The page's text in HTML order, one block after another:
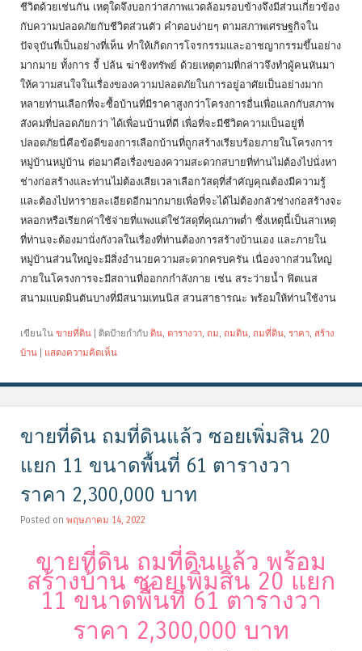
ชีวิตด้วยเช่นกัน เหตุใดจึงบอกว่าสภาพแวดล้อมรอบข้างจึงมีส่วนเกี่ยวข้อง
กับความปลอดภัยกับชีวิตส่วนตัว คำตอบง่ายๆ ตามสภาพเศรษฐกิจใน
ปัจจุบันที่เป็นอย่างที่เห็น ทำให้เกิดการโจรกรรมและอาชญากรรมขึ้นอย่าง
มากมาย ทั้งการ จี้ ปล้น ฆ่าชิงทรัพย์ ด้วยเหตุตามที่กล่าวจึงทำผู้คนหันมา
ให้ความสนใจในเรื่องของความปลอดภัยในการอยู่อาศัยเป็นอย่างมาก
หลายท่านเลือกที่จะซื้อบ้านที่มีราคาสูงกว่าโครงการอื่นเพื่อแลกกับสภาพ
สังคมที่ปลอดภัยกว่า ได้เพื่อนบ้านที่ดี เพื่อที่จะมีชีวิตความเป็นอยู่ที่
ปลอดภัยนี่คือข้อดีของการเลือกบ้านที่ถูกสร้างเรียบร้อยภายในโครงการ
หมู่บ้านหมู่บ้าน ต่อมาคือเรื่องของความสะดวกสบายที่ท่านไม่ต้องไปนั่งหา
ช่างก่อสร้างและท่านไม่ต้องเสียเวลาเลือกวัสดุที่สำคัญคุณต้องมีความรู้
และต้องไปหารายละเอียดอีกมากมายเพื่อที่จะได้ไม่ต้องกลัวช่างก่อสร้างจะ
หลอกหรือเรียกค่าใช้จ่ายที่แพงแต่ใช่วัสดุที่คุณภาพต่ำ ซึ่งเหตุนี้เป็นสาเหตุ
ที่ท่านจะต้องมานั่งกังวลในเรื่องที่ท่านต้องการสร้างบ้านเอง และภายใน
หมู่บ้านส่วนใหญ่จะมีสิ่งอำนวยความสะดวกครบครัน เนื่องจากส่วนใหญ่
ภายในโครงการจะมีสถานที่ออกกกำลังกาย เช่น สระว่ายน้ำ ฟิตเนส
สนามแบดมินตันบางที่มีสนามเทนนิส สวนสาธารณะ พร้อมให้ท่านใช้งาน
เขียนใน ขายที่ดิน ติดป้ายกำกับ ดิน, ตารางวา, ถม, ถมดิน, ถมที่ดิน, ราคา, สร้าง
บ้าน
แสดงความคิดเห็น
ขายที่ดิน ถมที่ดินแล้ว ซอยเพิ่มสิน 20
แยก 11 ขนาดพื้นที่ 61 ตารางวา
ราคา 2,300,000 บาท
Posted on พฤษภาคม 14, 2022
ขายที่ดิน ถมที่ดินแล้ว พร้อม
สร้างบ้าน ซอยเพิ่มสิน 20 แยก
11 ขนาดพื้นที่ 61 ตารางวา
ราคา 2,300,000 บาท